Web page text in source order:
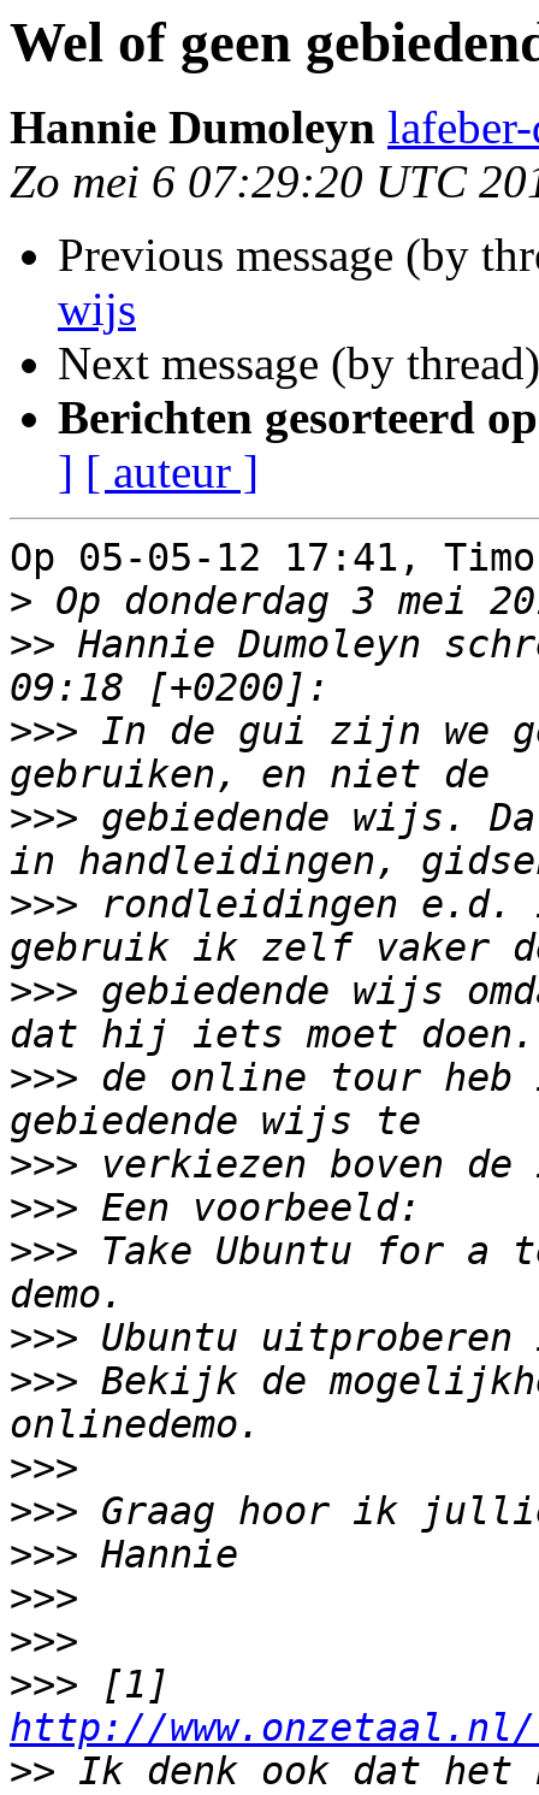
Wel of geen
Hannie Dumoleyn
Zo mei 6 07:29:20 UTC
Previous message (by
wijs
Next message (by
Berichten gesorteerd
] [ auteur ]
Op 05-05-12 17:41,
>
>> Hannie Dumoleyn
>>> In de gui zijn we
>>> gebiedende wijs.
>>> rondleidingen e.d.
>>> gebiedende wijs
>>> de online tour heb
>>>
>>>
>>> Take Ubuntu for
>>>
>>> Bekijk de
>>>
>>>
>>>
>>>
>>>
>>>
http://www.onzetaal.nl/
>> Ik denk ook dat het